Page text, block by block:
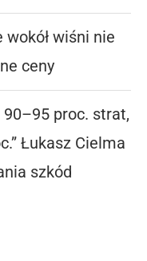
wiśni nie
ceny
90–95 proc. strat,
Łukasz Cielma
szkód